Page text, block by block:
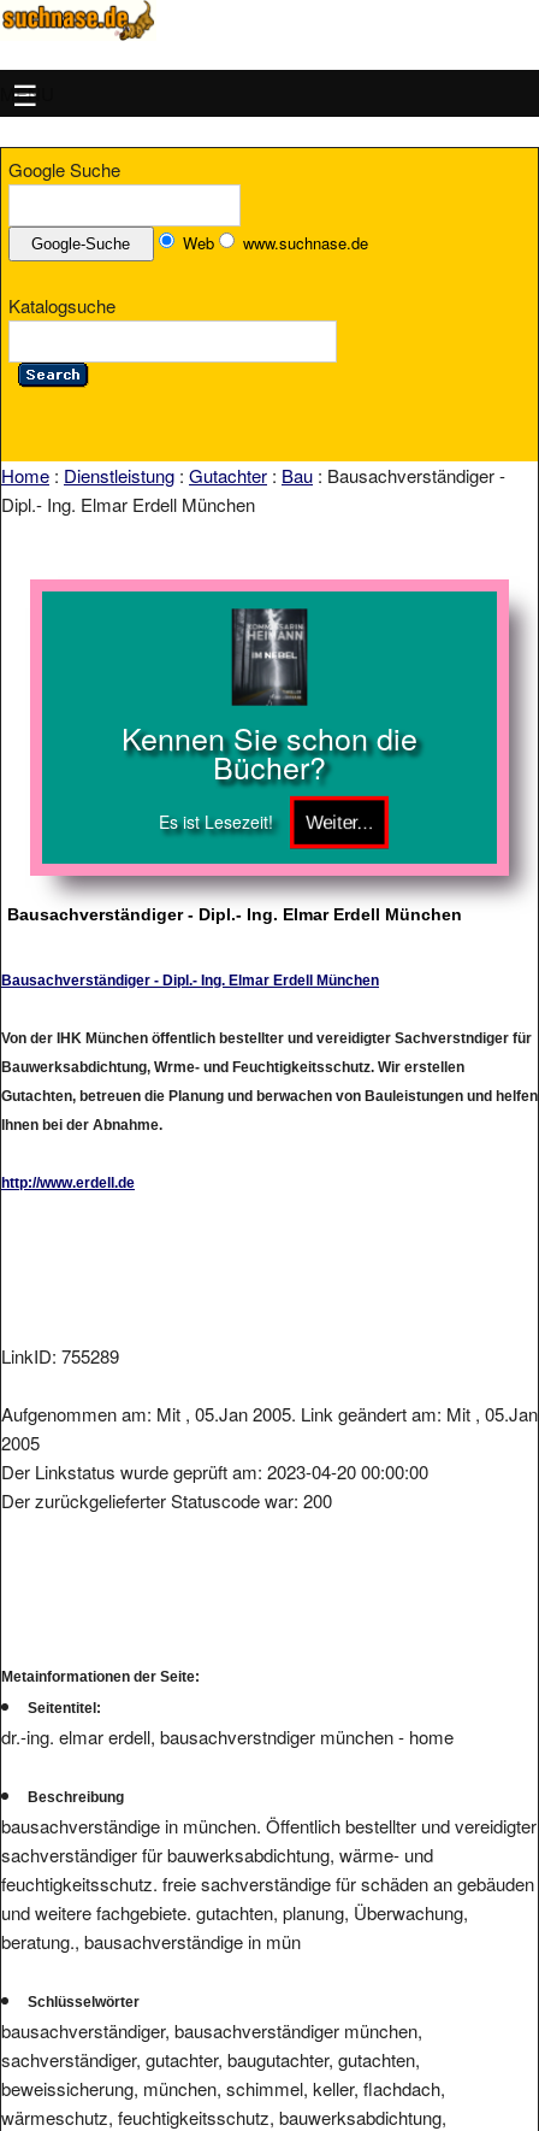
MENU
Google Suche
Web www.suchnase.de
Katalogsuche
Home : Dienstleistung : Gutachter : Bau : Bausachverständiger -
Dipl.- Ing. Elmar Erdell München
Kennen Sie schon die
Bücher?
Es ist Lesezeit!
Bausachverständiger - Dipl.- Ing. Elmar Erdell München
Bausachverständiger - Dipl.- Ing. Elmar Erdell München
Von der IHK München öffentlich bestellter und vereidigter Sachverstndiger für
Bauwerksabdichtung, Wrme- und Feuchtigkeitsschutz. Wir erstellen
Gutachten, betreuen die Planung und berwachen von Bauleistungen und helfen
Ihnen bei der Abnahme.
http://www.erdell.de
LinkID: 755289
Aufgenommen am: Mit , 05.Jan 2005. Link geändert am: Mit , 05.Jan
2005
Der Linkstatus wurde geprüft am: 2023-04-20 00:00:00
Der zurückgelieferter Statuscode war: 200
Metainformationen der Seite:
Seitentitel:
dr.-ing. elmar erdell, bausachverstndiger münchen - home
Beschreibung
bausachverständige in münchen. Öffentlich bestellter und vereidigter
sachverständiger für bauwerksabdichtung, wärme- und
feuchtigkeitsschutz. freie sachverständige für schäden an gebäuden
und weitere fachgebiete. gutachten, planung, Überwachung,
beratung., bausachverständige in mün
Schlüsselwörter
bausachverständiger, bausachverständiger münchen,
sachverständiger, gutachter, baugutachter, gutachten,
beweissicherung, münchen, schimmel, keller, flachdach,
wärmeschutz, feuchtigkeitsschutz, bauwerksabdichtung,